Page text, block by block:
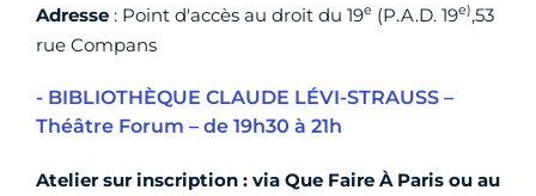
Adresse : Point d'accès au droit du 19e (P.A.D. 19e),53
rue Compans
- BIBLIOTHÈQUE CLAUDE LÉVI-STRAUSS –
Théâtre Forum – de 19h30 à 21h
Atelier sur inscription : via Que Faire À Paris ou au